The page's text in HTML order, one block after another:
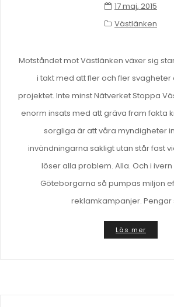
17 maj, 2015
Västlänken
Motståndet mot Västlänken växer sig
i takt med att fler och fler svagheter
projektet. Inte minst Nätverket Stoppa
enorm insats med att gräva fram fakta
sorgliga är att våra myndigheter
invändningarna sakligt utan står fast
löser alla problem. Alla. Och i
Göteborgarna så pumpas miljon
reklamkampanjer. Pengar
Läs mer